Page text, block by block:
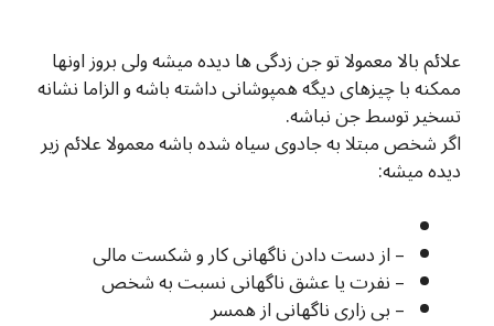
علائم بالا معمولا تو جن زدگی ها دیده میشه ولی بروز اونها
ممکنه با چیزهای دیگه همپوشانی داشته باشه و الزاما نشانه
تسخیر توسط جن نباشه.
اگر شخص مبتلا به جادوی سیاه شده باشه معمولا علائم زیر
دیده میشه:
– از دست دادن ناگهانی کار و شکست مالی
– نفرت یا عشق ناگهانی نسبت به شخص
– بی زاری ناگهانی از همسر